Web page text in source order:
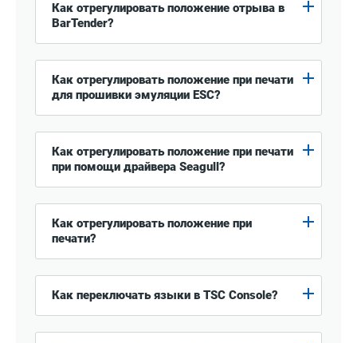
Как отрегулировать положение отрыва в
BarTender?
Как отрегулировать положение при печати
для прошивки эмуляции ESC?
Как отрегулировать положение при печати
при помощи драйвера Seagull?
Как отрегулировать положение при
печати?
Как переключать языки в TSC Console?